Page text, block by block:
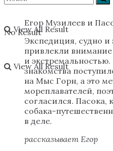
View All Result
No Result
View All Result
Егор Музилеев и
Экспедиция, судно и
привлекли
и
знакомства
на Мыс Горн, а это
мореплавателей,
согласился. Пасока,
собака-
в деле.
рассказывает Егор